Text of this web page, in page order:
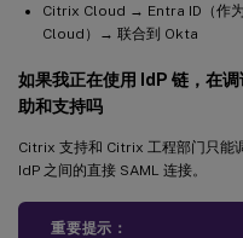
Citrix Cloud → Entra ID（作
Cloud）→ 联合到 Okta
如果我正在使用 IdP 链，在
助和支持吗
Citrix 支持和 Citrix 工程部门只能
IdP 之间的直接 SAML 连接。
重要提示：